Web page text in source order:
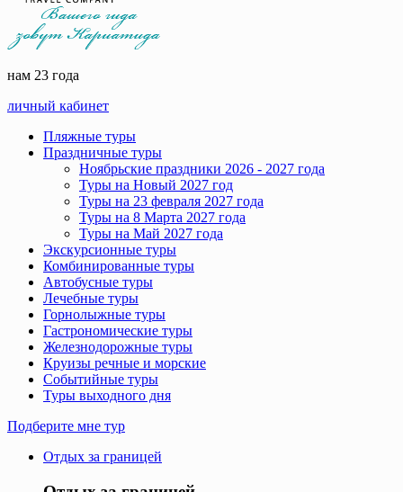
нам 23 года
личный кабинет
Пляжные туры
Праздничные туры
Ноябрьские праздники 2026 - 2027 года
Туры на Новый 2027 год
Туры на 23 февраля 2027 года
Туры на 8 Марта 2027 года
Туры на Май 2027 года
Экскурсионные туры
Комбинированные туры
Автобусные туры
Лечебные туры
Горнолыжные туры
Гастрономические туры
Железнодорожные туры
Круизы речные и морские
Событийные туры
Туры выходного дня
Подберите мне тур
Отдых за границей